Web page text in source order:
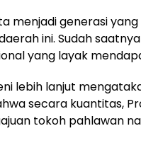
menjadi generasi
ini. Sudah
yang layak
lebih lanjut
secara kuantitas,
tokoh pahlawan